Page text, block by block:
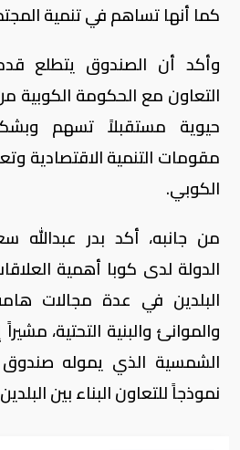
كما أنها تساهم في تنمية
وأكد أن الصندوق يتطلع
التعاون مع الحكومة الكوبية
حيوية مستقبلاً تسهم
مقومات التنمية الاقتصادية
الكوبي.
من جانبه، أكد بدر عبدالله
الدولة لدى كوبا أهمية
البلدين في عدة مجالات
والموانئ والبنية التحتية،
الشمسية الذي يموله صندوق
نموذجاً للتعاون البناء بين